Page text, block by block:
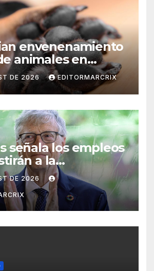
envenenamiento
animales en
DE 2026 EDITORMARCRIX
señala los empleos
a la
artificial
DE 2026